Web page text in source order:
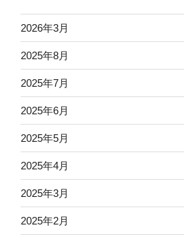
2026年3月
2025年8月
2025年7月
2025年6月
2025年5月
2025年4月
2025年3月
2025年2月